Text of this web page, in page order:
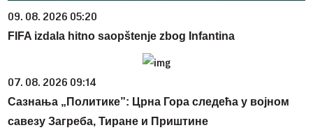
09. 08. 2026 05:20
FIFA izdala hitno saopštenje zbog Infantina
07. 08. 2026 09:14
Сазнања „Политике”: Црна Гора следећа у војном
савезу Загреба, Тиране и Приштине